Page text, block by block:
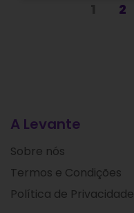
2
A Levante
Sobre nós
Termos e Condições
Política de Privacidade